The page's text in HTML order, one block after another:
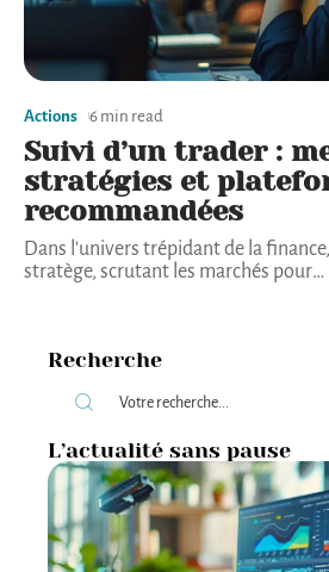
Actions 6 min read
Suivi d’un trader :
stratégies et
recommandées
Dans l'univers trépidant de la
stratège, scrutant les marchés pour…
Recherche
L’actualité sans pause